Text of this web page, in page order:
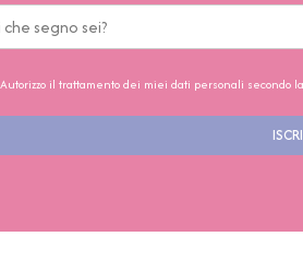
Autorizzo il trattamento dei miei dati personali secondo la